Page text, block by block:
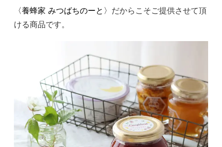
〈養蜂家 みつばちのーと〉 だからこそご提供させて頂
ける商品です。